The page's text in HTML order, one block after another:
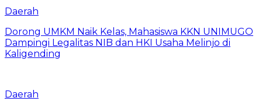
Daerah
Dorong UMKM Naik Kelas, Mahasiswa KKN UNIMUGO
Dampingi Legalitas NIB dan HKI Usaha Melinjo di
Kaligending
Daerah